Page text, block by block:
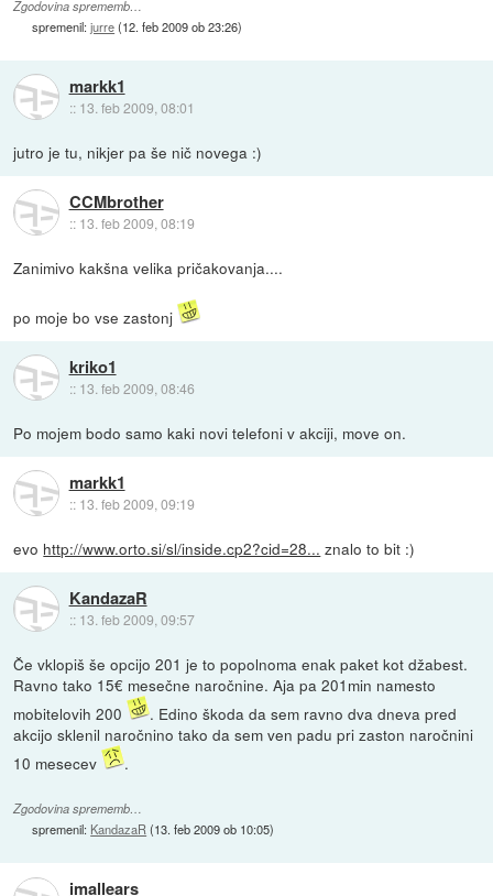
Zgodovina sprememb…
spremenil:jurre(12. feb 2009 ob 23:26)
markk1
:: 13. feb 2009, 08:01
jutro je tu, nikjer pa še nič novega :)
CCMbrother
:: 13. feb 2009, 08:19
Zanimivo kakšna velika pričakovanja....
po moje bo vse zastonj
kriko1
:: 13. feb 2009, 08:46
Po mojem bodo samo kaki novi telefoni v akciji, move on.
markk1
:: 13. feb 2009, 09:19
evo http://www.orto.si/sl/inside.cp2?cid=28... znalo to bit :)
KandazaR
:: 13. feb 2009, 09:57
Če vklopiš še opcijo 201 je to popolnoma enak paket kot džabest.
Ravno tako 15€ mesečne naročnine. Aja pa 201min namesto
mobitelovih 200
. Edino škoda da sem ravno dva dneva pred
akcijo sklenil naročnino tako da sem ven padu pri zaston naročnini
10 mesecev
.
Zgodovina sprememb…
spremenil: KandazaR (13. feb 2009 ob 10:05)
imallears